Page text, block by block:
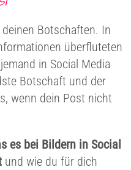
Botschaften. In
überfluteten
in Social Media
Botschaft und der
wenn dein Post nicht
es bei Bildern in Social
und wie du für dich